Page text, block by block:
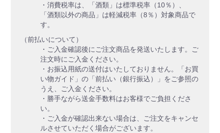
・消費税率は、「酒類」は標準税率（10％）、
「酒類以外の商品」は軽減税率（8％）対象商品で
す。
（前払いについて）
・ご入金確認後にご注文商品を発送いたします。ご
注文時にご入金ください。
・お振込用紙の送付はいたしておりません。「お買
い物ガイド」の「前払い（銀行振込）」をご参照の
うえ、ご入金ください。
・勝手ながら送金手数料はお客様でご負担くださ
い。
・ご入金が確認出来ない場合は、ご注文をキャンセ
ルさせていただく場合がございます。